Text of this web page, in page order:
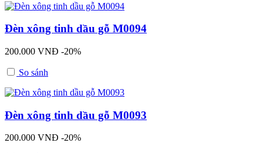
Đèn xông tinh dầu gỗ M0094
200.000 VNĐ -20%
So sánh
Đèn xông tinh dầu gỗ M0093
200.000 VNĐ -20%